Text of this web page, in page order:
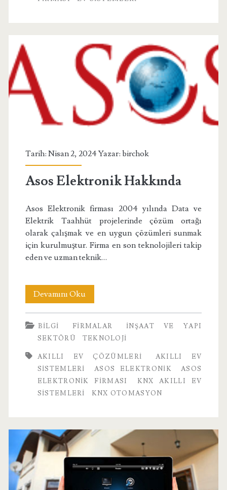
Tarih: Nisan 2, 2024 Yazar: birchok
Asos Elektronik Hakkında
Asos Elektronik firması 2004 yılında Data ve
Elektrik Taahhüt projelerinde çözüm ortağı
olarak çalışmak ve en uygun çözümleri sunmak
için kurulmuştur. Firma en son teknolojileri takip
eden ve uzman teknik…
Devamını OkuAsos
Elektronik
Hakkında
BILGI FIRMALAR
İNŞAAT VE YAPI
SEKTÖRÜ
TEKNOLOJI
AKILLI EV ÇÖZÜMLERI
AKILLI EV
SISTEMLERI
ASOS ELEKTRONIK
ASOS
ELEKTRONIK FIRMASI
KNX AKILLI EV
SISTEMLERI
KNX OTOMASYON